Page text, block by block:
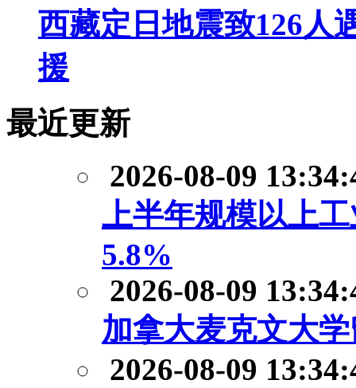
西藏定日地震致126人
援
最近更新
2026-08-09
上半年规模以上
5.8%
2026-08-09
加拿大麦克文大
2026-08-09